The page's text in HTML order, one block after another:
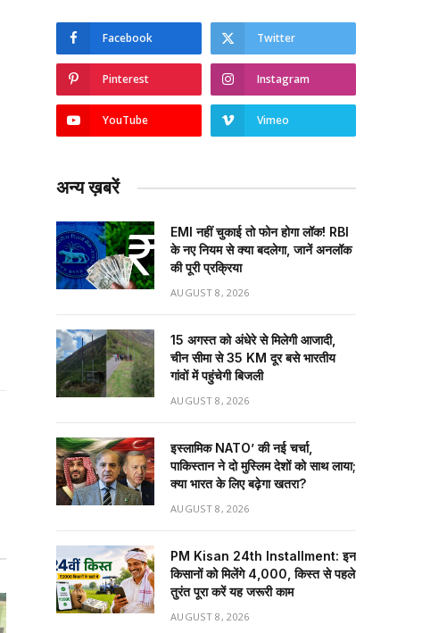
Facebook Twitter
Pinterest Instagram
YouTube Vimeo
अन्य ख़बरें
EMI नहीं चुकाई तो फोन होगा लॉक! RBI
के नए नियम से क्या बदलेगा, जानें अनलॉक
की पूरी प्रक्रिया
AUGUST 8, 2026
15 अगस्त को अंधेरे से मिलेगी आजादी,
चीन सीमा से 35 KM दूर बसे भारतीय
गांवों में पहुंचेगी बिजली
AUGUST 8, 2026
इस्लामिक NATO’ की नई चर्चा,
पाकिस्तान ने दो मुस्लिम देशों को साथ लाया;
क्या भारत के लिए बढ़ेगा खतरा?
AUGUST 8, 2026
PM Kisan 24th Installment: इन
किसानों को मिलेंगे ₹4,000, किस्त से पहले
तुरंत पूरा करें यह जरूरी काम
AUGUST 8, 2026